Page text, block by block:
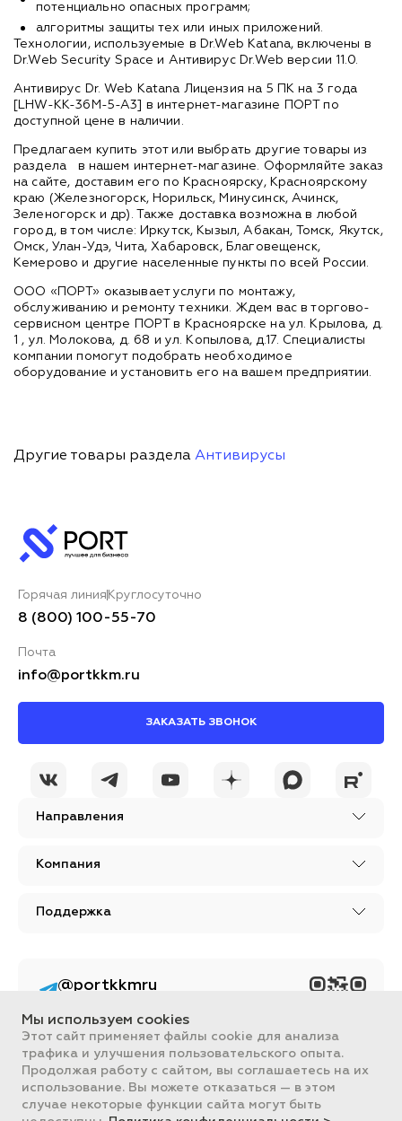
потенциально опасных программ;
алгоритмы защиты тех или иных приложений.
Технологии, используемые в Dr.Web Katana, включены в
Dr.Web Security Space и Антивирус Dr.Web версии 11.0.
Антивирус Dr. Web Katana Лицензия на 5 ПК на 3 года
[LHW-KK-36M-5-A3] в интернет-магазине ПОРТ по
доступной цене в наличии.
Предлагаем купить этот или выбрать другие товары из
раздела
в нашем интернет-магазине. Оформляйте заказ
на сайте, доставим его по Красноярску, Красноярскому
краю (Железногорск, Норильск, Минусинск, Ачинск,
Зеленогорск и др). Также доставка возможна в любой
город, в том числе: Иркутск, Кызыл, Абакан, Томск, Якутск,
Омск, Улан-Удэ, Чита, Хабаровск, Благовещенск,
Кемерово и другие населенные пункты по всей России.
ООО «ПОРТ» оказывает услуги по монтажу,
обслуживанию и ремонту техники. Ждем вас в торгово-
сервисном центре ПОРТ в Красноярске на ул. Крылова, д.
1 , ул. Молокова, д. 68 и ул. Копылова, д.17. Специалисты
компании помогут подобрать необходимое
оборудование и установить его на вашем предприятии.
Другие товары раздела Антивирусы
Направления
Компания
Поддержка
Горячая линия Круглосуточно
8 (800) 100-55-70
Почта
info@portkkm.ru
ЗАКАЗАТЬ ЗВОНОК
Вся информация, размещенная на сайте, носит ознакомительный
характер и не является публичной офертой, определяемой
положениями Статьи 437 ГК РФ.
Все цены на сайте указаны с НДС. ООО "ПОРТ" ИНН 2461018892,
ОГРН 1022401953496
@portkkmru
контент PORT - бизнес
портал
Мы используем cookies
Этот сайт применяет файлы cookie для анализа
трафика и улучшения пользовательского опыта.
Продолжая работу с сайтом, вы соглашаетесь на их
использование. Вы можете отказаться — в этом
случае некоторые функции сайта могут быть